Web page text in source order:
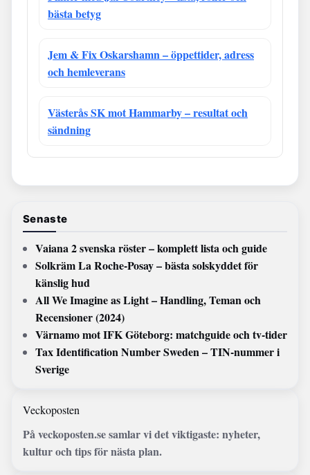
bästa betyg
Jem & Fix Oskarshamn – öppettider, adress
och hemleverans
Västerås SK mot Hammarby – resultat och
sändning
Senaste
Vaiana 2 svenska röster – komplett lista och guide
Solkräm La Roche-Posay – bästa solskyddet för
känslig hud
All We Imagine as Light – Handling, Teman och
Recensioner (2024)
Värnamo mot IFK Göteborg: matchguide och tv-tider
Tax Identification Number Sweden – TIN-nummer i
Sverige
Veckoposten
På veckoposten.se samlar vi det viktigaste: nyheter,
kultur och tips för nästa plan.